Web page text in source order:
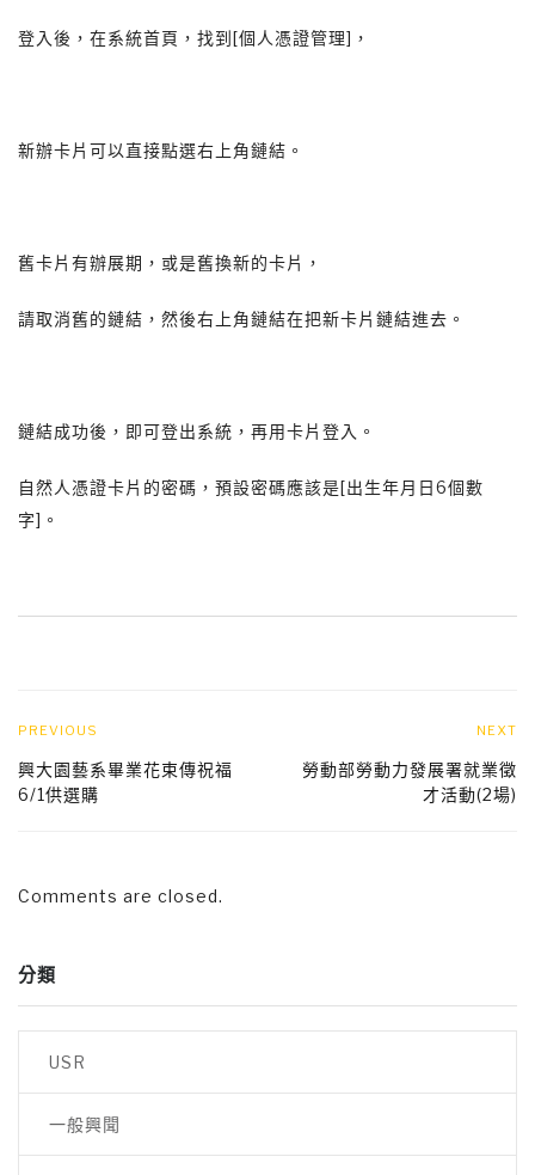
登入後，在系統首頁，找到[個人憑證管理]，
新辦卡片可以直接點選右上角鏈結。
舊卡片有辦展期，或是舊換新的卡片，
請取消舊的鏈結，然後右上角鏈結在把新卡片鏈結進去。
鏈結成功後，即可登出系統，再用卡片登入。
自然人憑證卡片的密碼，預設密碼應該是[出生年月日6個數
字]。
PREVIOUS
興大園藝系畢業花束傳祝福
6/1供選購
NEXT
勞動部勞動力發展署就業徵
才活動(2場)
Comments are closed.
分類
USR
一般興聞